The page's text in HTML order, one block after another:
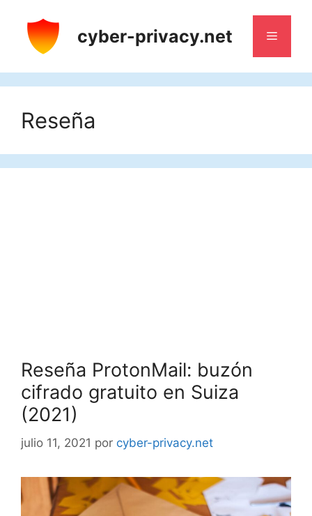
contenido
cyber-privacy.net Menú
Reseña
Reseña ProtonMail: buzón
cifrado gratuito en Suiza
(2021)
julio 11, 2021 por cyber-privacy.net